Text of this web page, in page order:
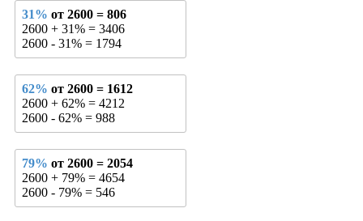
31% от 2600 = 806
2600 + 31% = 3406
2600 - 31% = 1794
62% от 2600 = 1612
2600 + 62% = 4212
2600 - 62% = 988
79% от 2600 = 2054
2600 + 79% = 4654
2600 - 79% = 546